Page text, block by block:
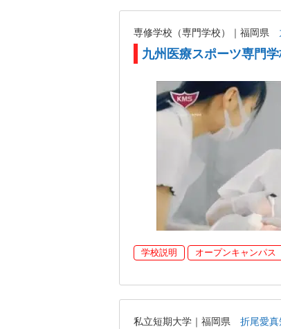
専修学校（専門学校）｜福岡県
九州医療スポーツ専門
学校説明 オープンキャンパス
私立短期大学｜福岡県 折尾愛